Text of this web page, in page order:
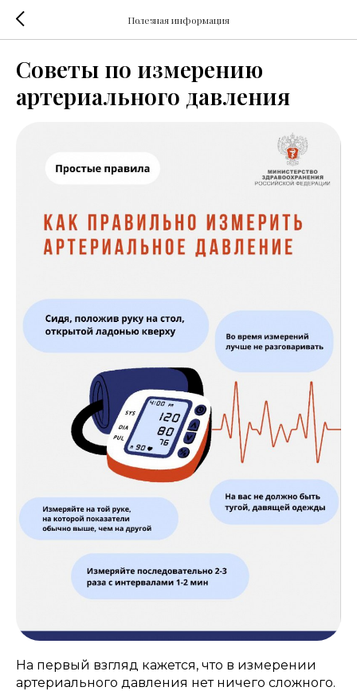
Полезная информация
Советы по измерению
артериального давления
На первый взгляд кажется, что в измерении
артериального давления нет ничего сложного.